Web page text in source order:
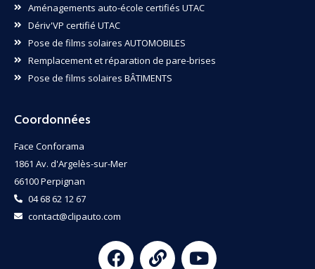
Aménagements auto-école certifiés UTAC
Dériv'VP certifié UTAC
Pose de films solaires AUTOMOBILES
Remplacement et réparation de pare-brises
Pose de films solaires BÂTIMENTS
Coordonnées
Face Conforama
1861 Av. d'Argelès-sur-Mer
66100 Perpignan
04 68 62 12 67
contact@clipauto.com